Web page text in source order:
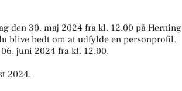
den 30. maj 2024 fra kl. 12.00 på Herning
blive bedt om at udfylde en personprofil.
juni 2024 fra kl. 12.00.
2024.